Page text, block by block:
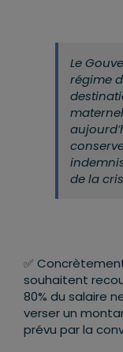
Le
régime
de la
✅
souhaitent
80% du salaire
verser un
prévu par la